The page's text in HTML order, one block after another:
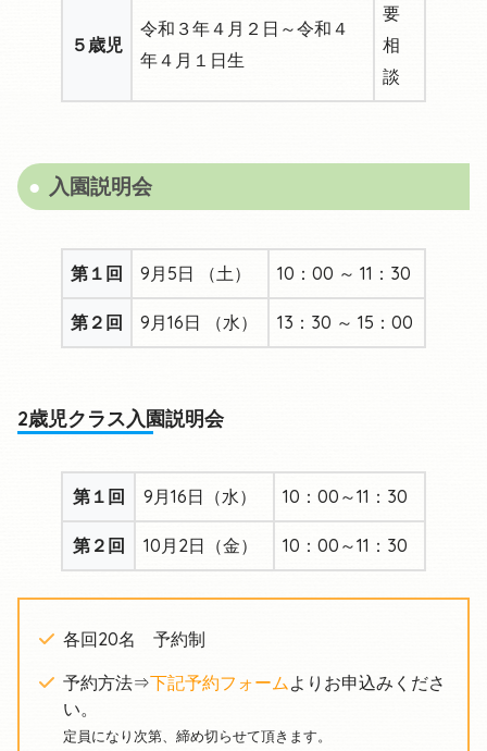
５歳児
令和３年４月２日～令和４
年４月１日生
要
相
談
入園説明会
第１回 9月5日 （土） 10：00 ～ 11：30
第２回 9月16日 （水） 13：30 ～ 15：00
2歳児クラス入園説明会
第１回 9月16日（水） 10：00～11：30
第２回 10月2日（金） 10：00～11：30
各回20名 予約制
予約方法⇒下記予約フォーム よりお申込みくださ
い。
定員になり次第、締め切らせて頂きます。